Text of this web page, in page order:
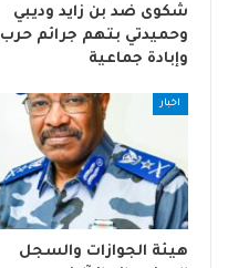
شكوى ضد بن زايد وديبي
وحميدتي بتهم جرائم حرب
وإبادة جماعية
اخبار
هيئة الجوازات والسجل